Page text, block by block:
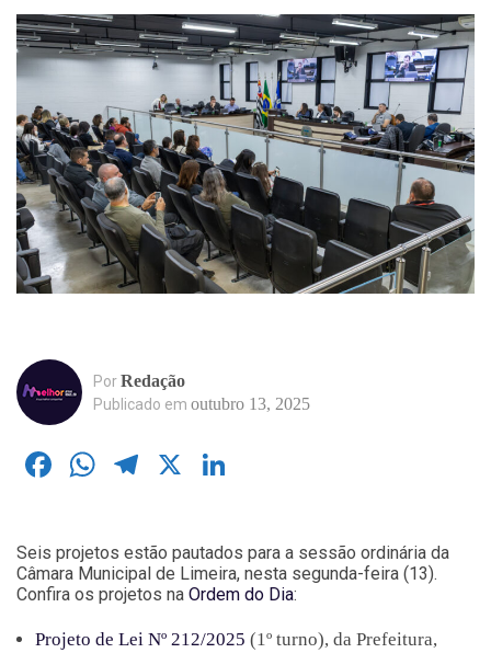
PorRedação
Publicado em outubro 13, 2025
Facebook
WhatsApp
Telegram
X
Seis projetos estão pautados para a sessão ordinária da
Câmara Municipal de Limeira, nesta segunda-feira (13).
Confira os projetos na Ordem do Dia:
Projeto de Lei Nº 212/2025 (1º turno), da Prefeitura,